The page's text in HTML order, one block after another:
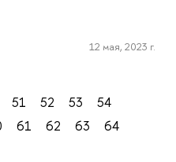
12 мая, 2023 г.
51 52 53
54
61 62 63
64